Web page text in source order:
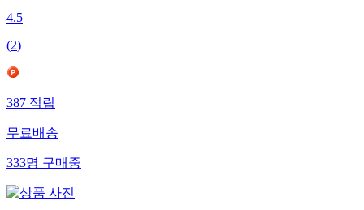
4.5
(2)
387적립
무료배송
333명구매중